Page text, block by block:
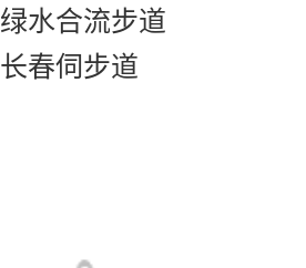
绿水合流步道
长春伺步道